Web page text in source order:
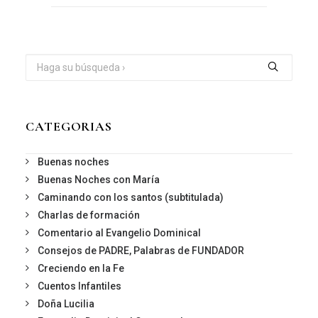
CATEGORIAS
Buenas noches
Buenas Noches con María
Caminando con los santos (subtitulada)
Charlas de formación
Comentario al Evangelio Dominical
Consejos de PADRE, Palabras de FUNDADOR
Creciendo en la Fe
Cuentos Infantiles
Doña Lucilia